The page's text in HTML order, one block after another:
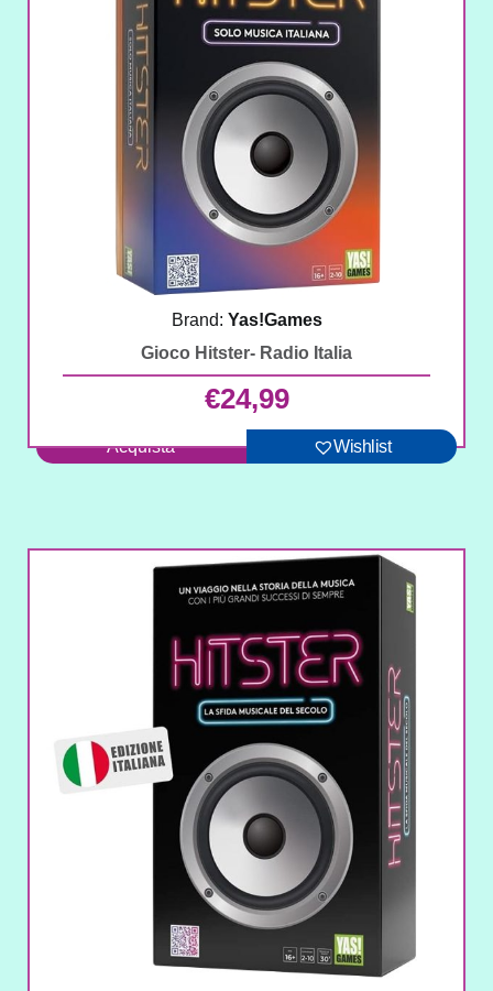
Brand: Yas!Games
Gioco Hitster- Radio Italia
€24,99
Acquista Wishlist